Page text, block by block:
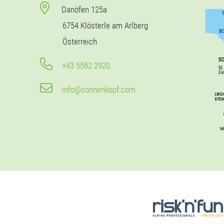
Danöfen 125a
6754 Klösterle am Arlberg
Österreich
+43 5582 2920
info@sonnenkopf.com